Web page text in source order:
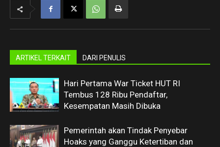
ARTIKEL TERKAIT DARI PENULIS
Hari Pertama War Ticket HUT RI
Tembus 128 Ribu Pendaftar,
Kesempatan Masih Dibuka
Pemerintah akan Tindak Penyebar
Hoaks yang Ganggu Ketertiban dan